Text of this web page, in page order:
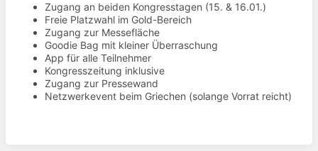
Zugang an beiden Kongresstagen (15. & 16.01.)
Freie Platzwahl im Gold-Bereich
Zugang zur Messefläche
Goodie Bag mit kleiner Überraschung
App für alle Teilnehmer
Kongresszeitung inklusive
Zugang zur Pressewand
Netzwerkevent beim Griechen (solange Vorrat reicht)